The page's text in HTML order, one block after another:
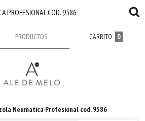
PROFESIONAL COD. 9586
PRODUCTOS CARRITO 0
Neumatica Profesional cod. 9586